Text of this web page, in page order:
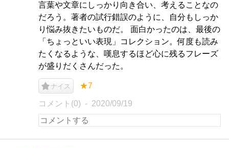
言葉や文章にしっかり向き合い、考えることなの
だろう。著者の試行錯誤のように、自分もしっか
り悩み抜きたいものだ。 面白かったのは、最後の
「ちょっといい表現」コレクション。何度も読み
たくなるような、嘆息するほど心に残るフレーズ
が盛りだくさんだった。
ナイス ★7
コメント(0) 2020/09/19